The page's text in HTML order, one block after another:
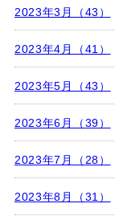
2023年3月（43）
2023年4月（41）
2023年5月（43）
2023年6月（39）
2023年7月（28）
2023年8月（31）